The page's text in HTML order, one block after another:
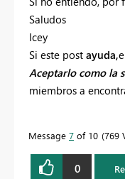
Saludos
Icey
Si este post ayuda,
Aceptarlo como la
miembros a
Message 7 of 10 769
0